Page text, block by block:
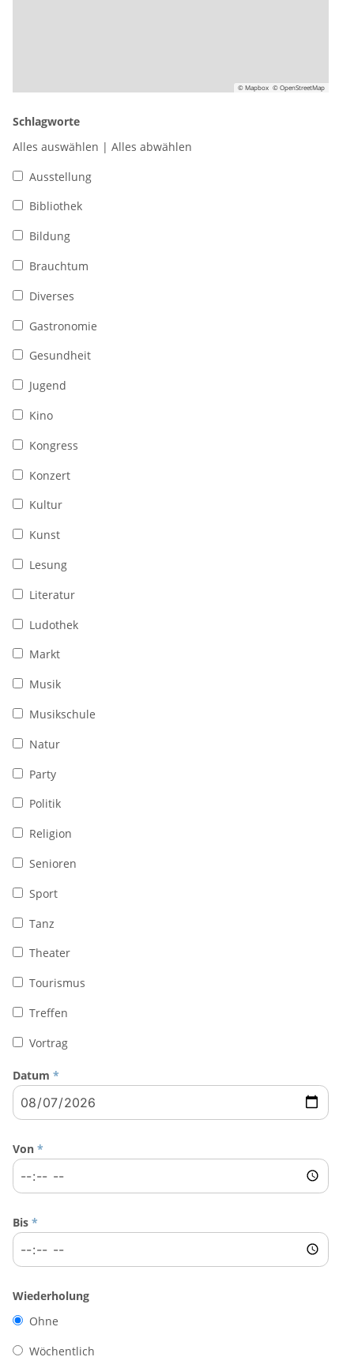
© Mapbox © OpenStreetMap
Schlagworte
Alles auswählen | Alles abwählen
Ausstellung
Bibliothek
Bildung
Brauchtum
Diverses
Gastronomie
Gesundheit
Jugend
Kino
Kongress
Konzert
Kultur
Kunst
Lesung
Literatur
Ludothek
Markt
Musik
Musikschule
Natur
Party
Politik
Religion
Senioren
Sport
Tanz
Theater
Tourismus
Treffen
Vortrag
Datum *
Von *
Bis *
Wiederholung
Ohne
Wöchentlich